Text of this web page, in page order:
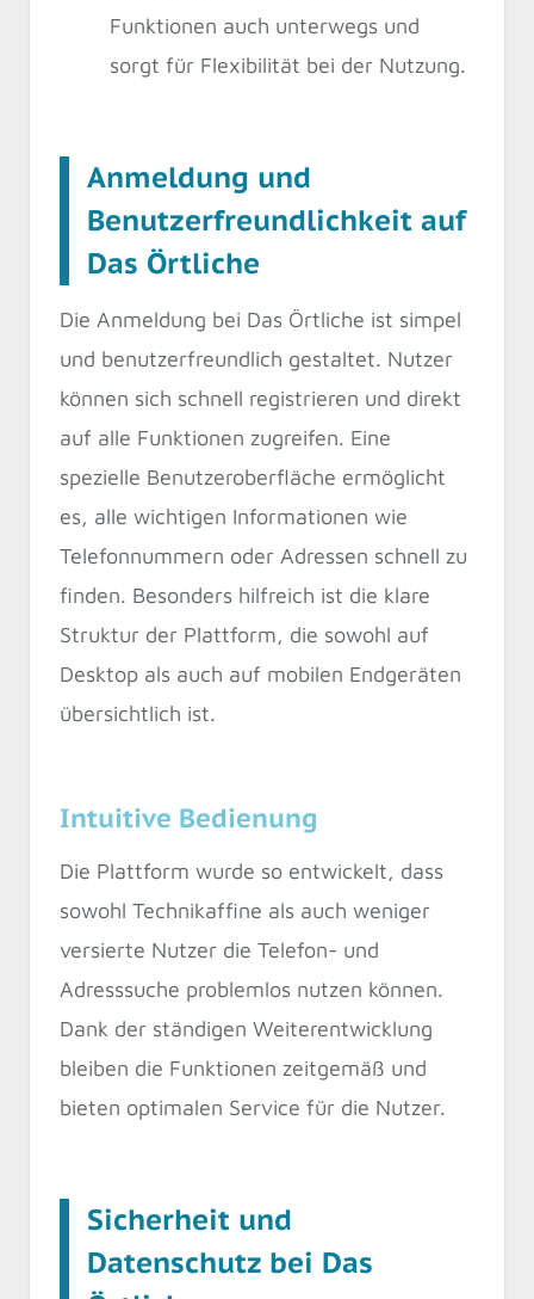
Funktionen auch unterwegs und
sorgt für Flexibilität bei der Nutzung.
Anmeldung und
Benutzerfreundlichkeit auf
Das Örtliche
Die Anmeldung bei Das Örtliche ist simpel
und benutzerfreundlich gestaltet. Nutzer
können sich schnell registrieren und direkt
auf alle Funktionen zugreifen. Eine
spezielle Benutzeroberfläche ermöglicht
es, alle wichtigen Informationen wie
Telefonnummern oder Adressen schnell zu
finden. Besonders hilfreich ist die klare
Struktur der Plattform, die sowohl auf
Desktop als auch auf mobilen Endgeräten
übersichtlich ist.
Intuitive Bedienung
Die Plattform wurde so entwickelt, dass
sowohl Technikaffine als auch weniger
versierte Nutzer die Telefon- und
Adresssuche problemlos nutzen können.
Dank der ständigen Weiterentwicklung
bleiben die Funktionen zeitgemäß und
bieten optimalen Service für die Nutzer.
Sicherheit und
Datenschutz bei Das